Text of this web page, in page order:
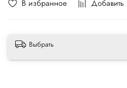
В избранное Добавить
Выбрать